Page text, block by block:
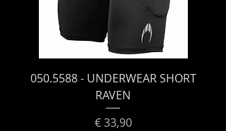
050.5588 - UNDERWEAR SHORT
RAVEN
Prijs
€ 33,90